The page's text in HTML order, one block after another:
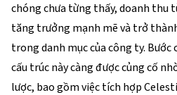
chóng chưa từng thấy, doanh thu
tăng trưởng mạnh mẽ và trở
trong danh mục của công ty.
cấu trúc này càng được củng cố
lược, bao gồm việc tích hợp